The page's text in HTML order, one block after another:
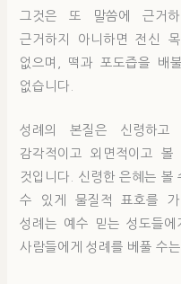
그것은 또 말씀에 근거
근거하지 아니하면 전신
없으며, 떡과 포도즙을 배
없습니다.
성례의 본질은 신령하
감각적이고 외면적이고
것입니다. 신령한 은혜는 볼
수 있게 물질적 표호를 가
성례는 예수 믿는 성도들
사람들에게 성례를 베풀 수는